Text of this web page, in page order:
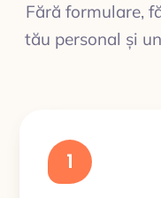
Fără formulare,
tău personal și
1